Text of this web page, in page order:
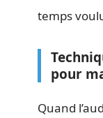
temps
pour
Quand